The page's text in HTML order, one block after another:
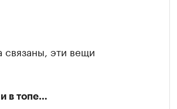
связаны, эти вещи
в топе…